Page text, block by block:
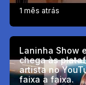
1 mês atrás
Laninha Show
chega às
artista no
faixa a faixa.